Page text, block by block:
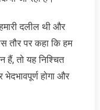
दलील थी और
तौर पर कहा कि हम
तो यह निश्चित
होगा और